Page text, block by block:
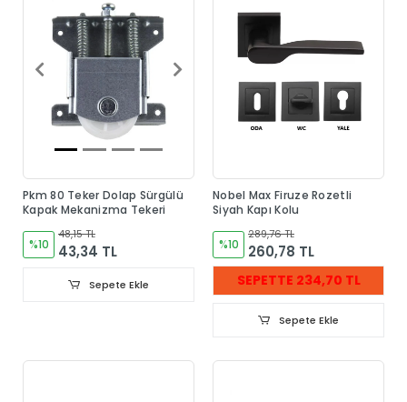
Pkm 80 Teker Dolap Sürgülü
Kapak Mekanizma Tekeri
%10
48,15 TL
43,34 TL
Sepete Ekle
Nobel Max Firuze Rozetli
Siyah Kapı Kolu
%10
289,76 TL
260,78 TL
SEPETTE 234,70 TL
Sepete Ekle